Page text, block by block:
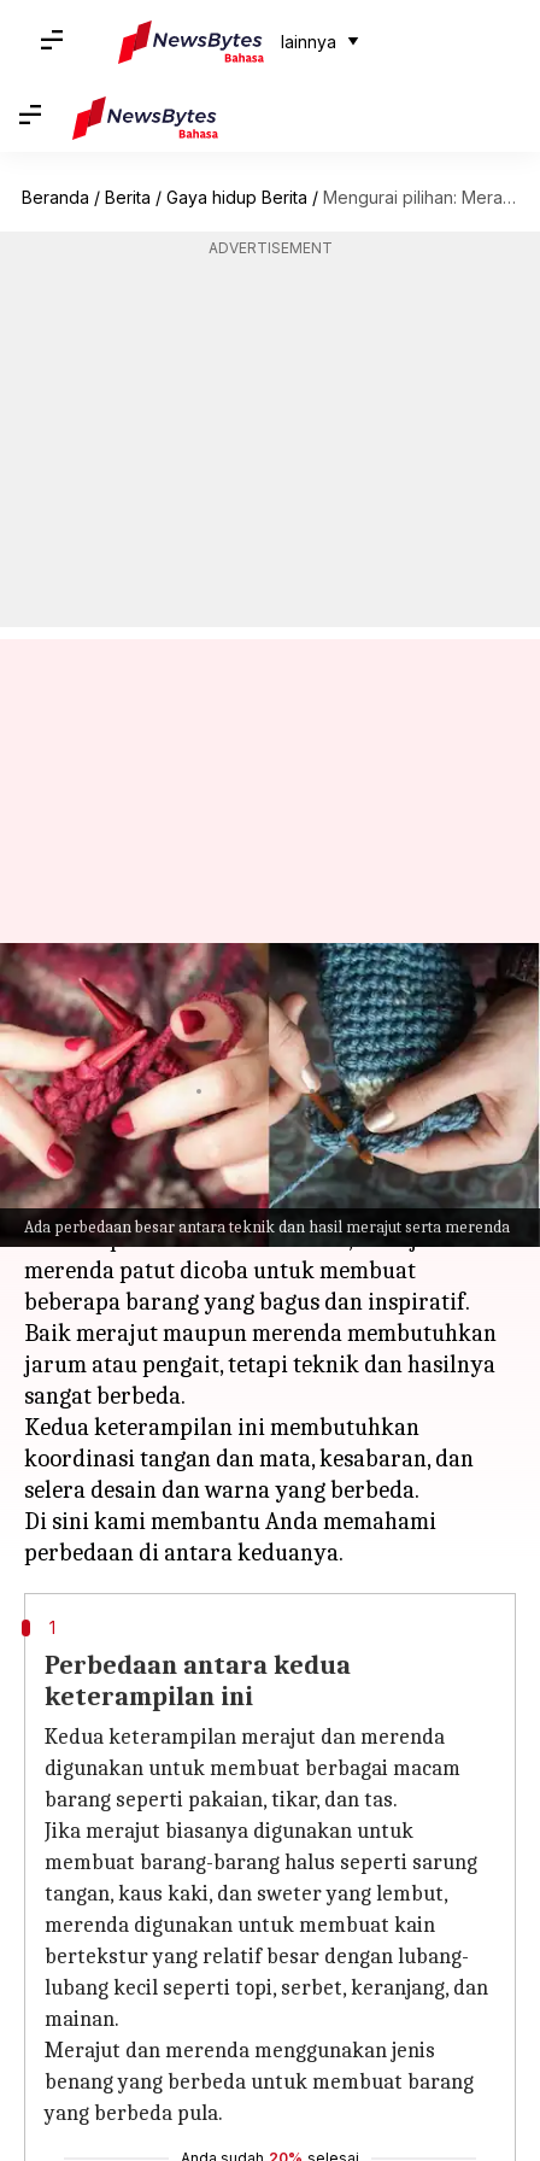
lainnya
Beranda / Berita / Gaya hidup Berita / Mengurai pilihan: Merajut vs merenda - ketahui perbedaannya
ADVERTISEMENT
Ada perbedaan besar antara teknik dan hasil merajut serta merenda
Mengurai pilihan: Merajut vs
merenda - ketahui
perbedaannya
menulis Taufiq Al Jufri May 22, 2023 11:35 am
Apa ceritanya
Jika Anda mencoba untuk mempelajari
keterampilan baru di musim ini, merajut dan
merenda patut dicoba untuk membuat
beberapa barang yang bagus dan inspiratif.
Baik merajut maupun merenda membutuhkan
jarum atau pengait, tetapi teknik dan hasilnya
sangat berbeda.
Kedua keterampilan ini membutuhkan
koordinasi tangan dan mata, kesabaran, dan
selera desain dan warna yang berbeda.
Di sini kami membantu Anda memahami
1
Perbedaan antara kedua
keterampilan ini
Kedua keterampilan merajut dan merenda
digunakan untuk membuat berbagai macam
barang seperti pakaian, tikar, dan tas.
Jika merajut biasanya digunakan untuk
membuat barang-barang halus seperti sarung
tangan, kaus kaki, dan sweter yang lembut,
merenda digunakan untuk membuat kain
bertekstur yang relatif besar dengan lubang-
lubang kecil seperti topi, serbet, keranjang, dan
mainan.
Merajut dan merenda menggunakan jenis
benang yang berbeda untuk membuat barang
yang berbeda pula.